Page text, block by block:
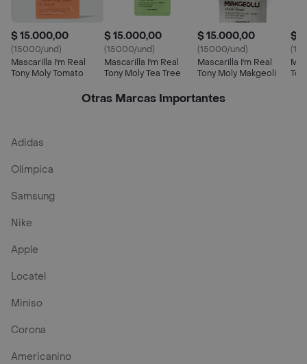
$ 15.000,00
(15000/und)
Mascarilla I'm Real
Tony Moly Tomato
$ 15.000,00
(15000/und)
Mascarilla I'm Real
Tony Moly Tea Tree
$ 15.000,00
(15000/und)
Mascarilla I'm Real
Tony Moly Makgeoli
$
Otras Marcas Importantes
Adidas
Olimpica
Samsung
Nike
Apple
Locatel
Miniso
Corona
Americanino